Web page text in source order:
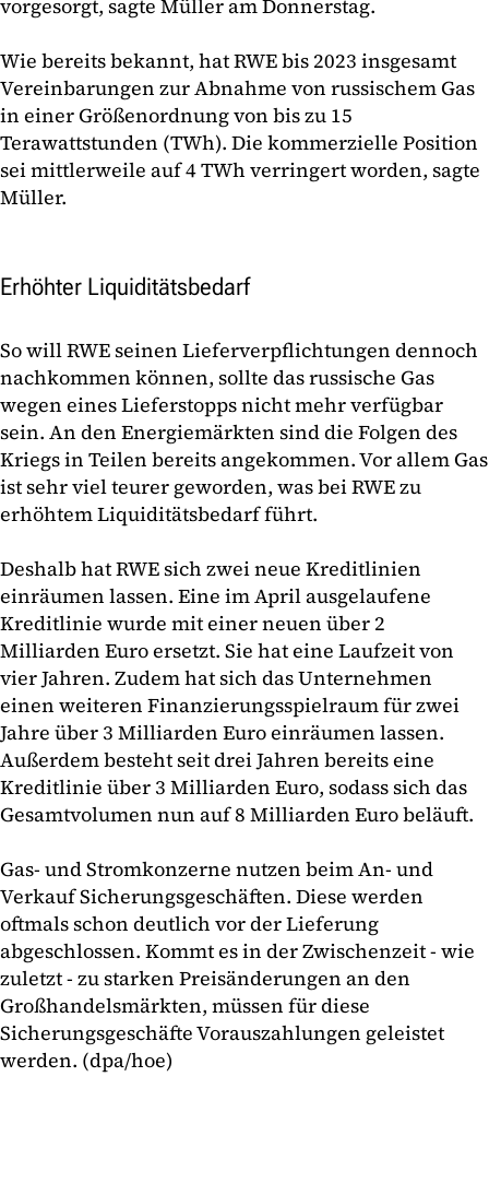
vorgesorgt, sagte Müller am Donnerstag.
Wie bereits bekannt, hat RWE bis 2023 insgesamt
Vereinbarungen zur Abnahme von russischem Gas
in einer Größenordnung von bis zu 15
Terawattstunden (TWh). Die kommerzielle Position
sei mittlerweile auf 4 TWh verringert worden, sagte
Müller.
Erhöhter Liquiditätsbedarf
So will RWE seinen Lieferverpflichtungen dennoch
nachkommen können, sollte das russische Gas
wegen eines Lieferstopps nicht mehr verfügbar
sein. An den Energiemärkten sind die Folgen des
Kriegs in Teilen bereits angekommen. Vor allem Gas
ist sehr viel teurer geworden, was bei RWE zu
erhöhtem Liquiditätsbedarf führt.
Deshalb hat RWE sich zwei neue Kreditlinien
einräumen lassen. Eine im April ausgelaufene
Kreditlinie wurde mit einer neuen über 2
Milliarden Euro ersetzt. Sie hat eine Laufzeit von
vier Jahren. Zudem hat sich das Unternehmen
einen weiteren Finanzierungsspielraum für zwei
Jahre über 3 Milliarden Euro einräumen lassen.
Außerdem besteht seit drei Jahren bereits eine
Kreditlinie über 3 Milliarden Euro, sodass sich das
Gesamtvolumen nun auf 8 Milliarden Euro beläuft.
Gas- und Stromkonzerne nutzen beim An- und
Verkauf Sicherungsgeschäften. Diese werden
oftmals schon deutlich vor der Lieferung
abgeschlossen. Kommt es in der Zwischenzeit - wie
zuletzt - zu starken Preisänderungen an den
Großhandelsmärkten, müssen für diese
Sicherungsgeschäfte Vorauszahlungen geleistet
werden. (dpa/hoe)